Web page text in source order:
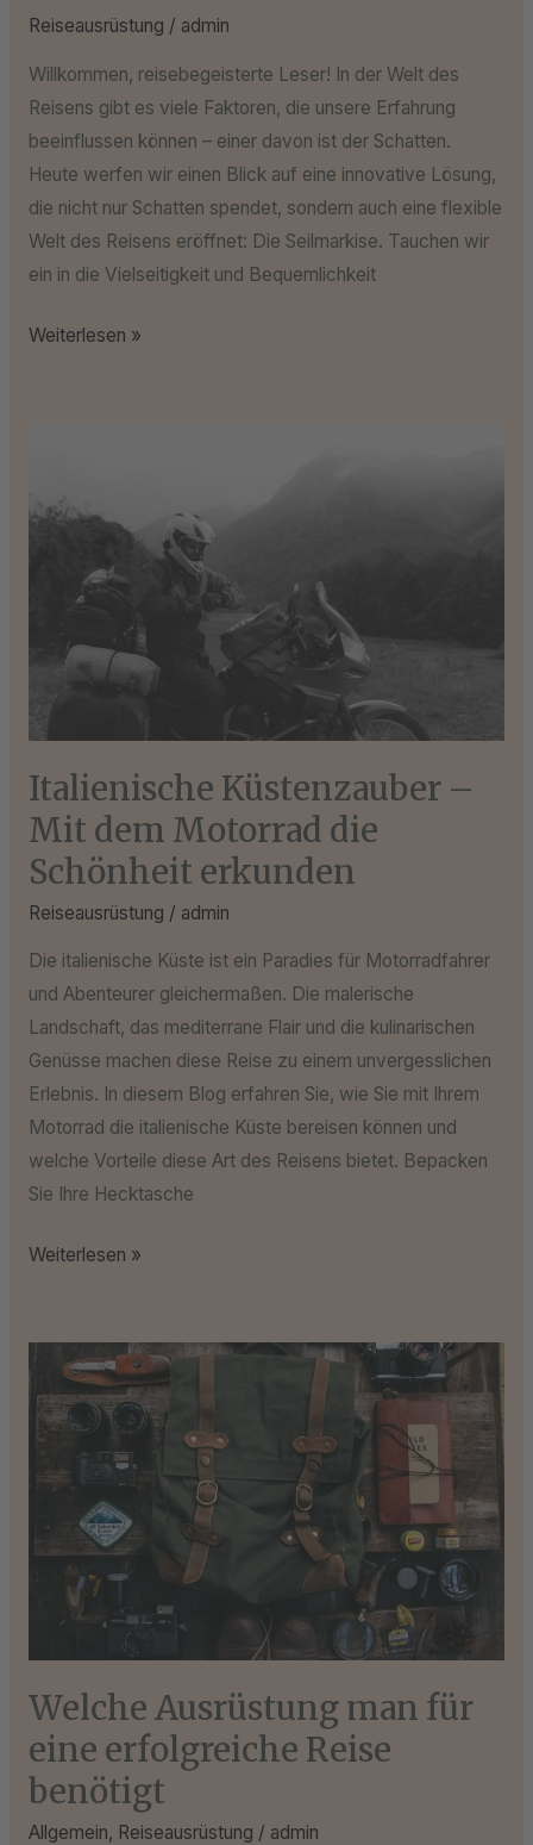
Reiseausrüstung / admin
Willkommen, reisebegeisterte Leser! In der Welt des
Reisens gibt es viele Faktoren, die unsere Erfahrung
beeinflussen können – einer davon ist der Schatten.
Heute werfen wir einen Blick auf eine innovative Lösung,
die nicht nur Schatten spendet, sondern auch eine flexible
Welt des Reisens eröffnet: Die Seilmarkise. Tauchen wir
ein in die Vielseitigkeit und Bequemlichkeit
Weiterlesen »
Italienische Küstenzauber –
Mit dem Motorrad die
Schönheit erkunden
Reiseausrüstung / admin
Die italienische Küste ist ein Paradies für Motorradfahrer
und Abenteurer gleichermaßen. Die malerische
Landschaft, das mediterrane Flair und die kulinarischen
Genüsse machen diese Reise zu einem unvergesslichen
Erlebnis. In diesem Blog erfahren Sie, wie Sie mit Ihrem
Motorrad die italienische Küste bereisen können und
welche Vorteile diese Art des Reisens bietet. Bepacken
Sie Ihre Hecktasche
Motorrad
Schönheit
erkunden
Weiterlesen »
Welche Ausrüstung man für
eine erfolgreiche Reise
benötigt
Allgemein, Reiseausrüstung / admin
Welche
Ausrüstung
man
für
erfolgreiche
Reise
benötigt